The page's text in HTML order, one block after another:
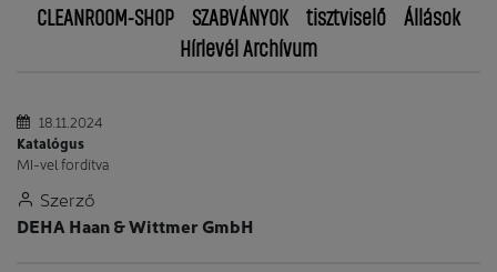
CLEANROOM-SHOP
SZABVÁNYOK tisztviselő
Állások
Hírlevél Archívum
18.11.2024
Katalógus
MI-vel fordítva
Szerző
DEHA Haan & Wittmer GmbH